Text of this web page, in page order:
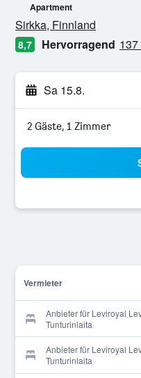
Apartment
Bewertungskategorie 0
Sirkka, Finnland
8,7 Hervorragend
Sa 15.8.
2 Gäste, 1 Zimmer
Vermieter
Anbieter für Leviroyal
Tunturinlaita
Anbieter für Leviroyal
Tunturinlaita